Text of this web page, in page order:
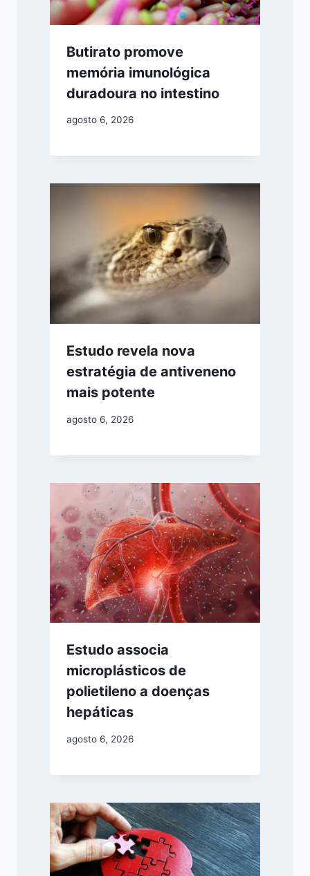
Butirato promove
memória imunológica
duradoura no intestino
agosto 6, 2026
Estudo revela nova
estratégia de antiveneno
mais potente
agosto 6, 2026
Estudo associa
microplásticos de
polietileno a doenças
hepáticas
agosto 6, 2026